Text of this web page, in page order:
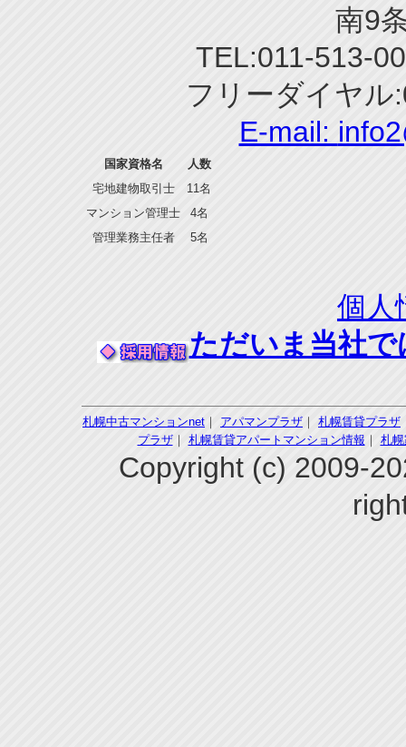
南9
TEL:011-513-
フリーダイヤル
E-mail:
国家資格名
人数
宅地建物取引士
11名
マンション管理士
4名
管理業務主任者
5名
個人
ただいま当社
札幌中古マンションnet ｜ アパマンプラザ ｜ 札幌賃貸プラザ
プラザ｜ 札幌賃貸アパートマンション情報 ｜ 札
Copyright (c) 2009-